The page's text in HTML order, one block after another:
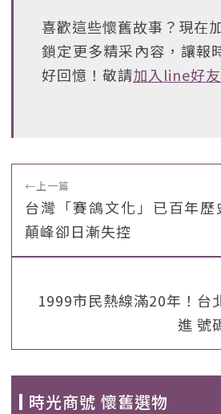
喜歡這些懷舊故事？現在
鎖定更多精采內容，讓報
好回憶！敬請加入line好友
←上一篇
台灣「賽鴿文化」已百年
顛峰卻日漸失控
1999市民熱線滿20年！台
進 號
時光商號 懷舊選物